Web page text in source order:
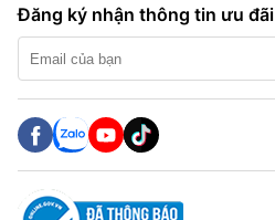
Đăng ký nhận thông tin ưu đãi